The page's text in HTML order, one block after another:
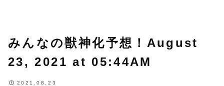
みんなの獣神化予想！August
23, 2021 at 05:44AM
2021.08.23